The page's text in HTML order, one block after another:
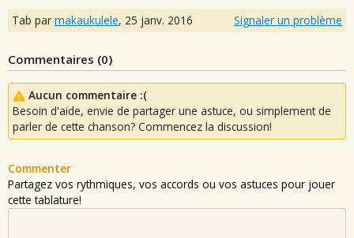
Tab par makaukulele, 25 janv. 2016 Signaler un problème
Commentaires (0)
Aucun commentaire :(
Besoin d'aide, envie de partager une astuce, ou simplement de
parler de cette chanson? Commencez la discussion!
Commenter
Partagez vos rythmiques, vos accords ou vos astuces pour jouer
cette tablature!